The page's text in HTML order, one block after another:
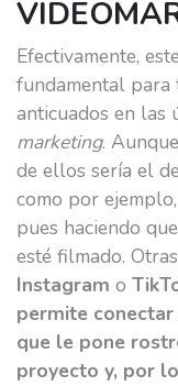
Efectivamente,
fundamental para
anticuados en las
marketing.
de ellos sería el
como por
pues haciendo
esté filmado.
Instagram o
permite
que le pone
proyecto y, por